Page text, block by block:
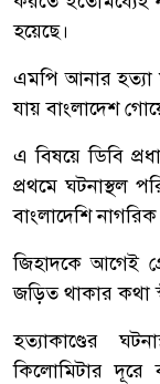
হয়েছে।
এমপি আনার
যায় বাংলাদেশ
এ বিষয়ে ডিবি
প্রথমে ঘটনাস্থল
বাংলাদেশি
জিহাদকে আগেই
জড়িত থাকার কথা
হত্যাকাণ্ডের
কিলোমিটার দূরে